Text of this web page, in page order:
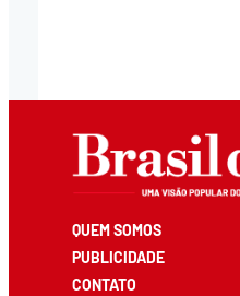
QUEM SOMOS
PUBLICIDADE
CONTATO